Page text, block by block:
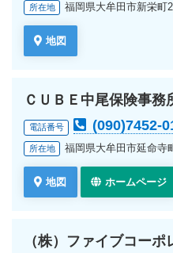
所在地 福岡県大牟田市新栄町
地図
ＣＵＢＥ中尾保険事務
電話番号 (090)7452-
所在地 福岡県大牟田市延命寺
地図 ホームページ
（株）ファイブコーポ